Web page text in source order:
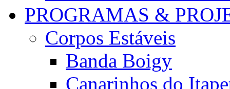
PROGRAMAS &
Corpos Estáveis
Banda Boigy
Canarinhos do